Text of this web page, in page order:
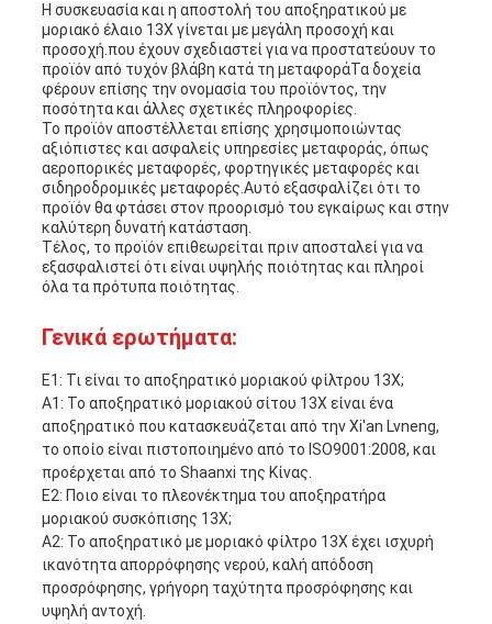
Η συσκευασία και η αποστολή του αποξηρατικού με
μοριακό έλαιο 13X γίνεται με μεγάλη προσοχή και
προσοχή.που έχουν σχεδιαστεί για να προστατεύουν το
προϊόν από τυχόν βλάβη κατά τη μεταφοράΤα δοχεία
φέρουν επίσης την ονομασία του προϊόντος, την
ποσότητα και άλλες σχετικές πληροφορίες.
Το προϊόν αποστέλλεται επίσης χρησιμοποιώντας
αξιόπιστες και ασφαλείς υπηρεσίες μεταφοράς, όπως
αεροπορικές μεταφορές, φορτηγικές μεταφορές και
σιδηροδρομικές μεταφορές.Αυτό εξασφαλίζει ότι το
προϊόν θα φτάσει στον προορισμό του εγκαίρως και στην
καλύτερη δυνατή κατάσταση.
Τέλος, το προϊόν επιθεωρείται πριν αποσταλεί για να
εξασφαλιστεί ότι είναι υψηλής ποιότητας και πληροί
όλα τα πρότυπα ποιότητας.
Γενικά ερωτήματα:
Ε1: Τι είναι το αποξηρατικό μοριακού φίλτρου 13X;
Α1: Το αποξηρατικό μοριακού σίτου 13X είναι ένα
αποξηρατικό που κατασκευάζεται από την Xi'an Lvneng,
το οποίο είναι πιστοποιημένο από το ISO9001:2008, και
προέρχεται από το Shaanxi της Κίνας.
Ε2: Ποιο είναι το πλεονέκτημα του αποξηρατήρα
μοριακού συσκόπισης 13X;
Α2: Το αποξηρατικό με μοριακό φίλτρο 13X έχει ισχυρή
ικανότητα απορρόφησης νερού, καλή απόδοση
προσρόφησης, γρήγορη ταχύτητα προσρόφησης και
υψηλή αντοχή.